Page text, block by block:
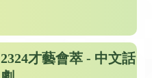
2324才藝會萃 - 中文話